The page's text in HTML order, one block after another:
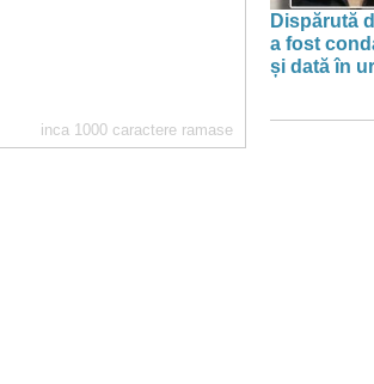
inca 1000 caractere ramase
Dispărută
a fost
și dată în